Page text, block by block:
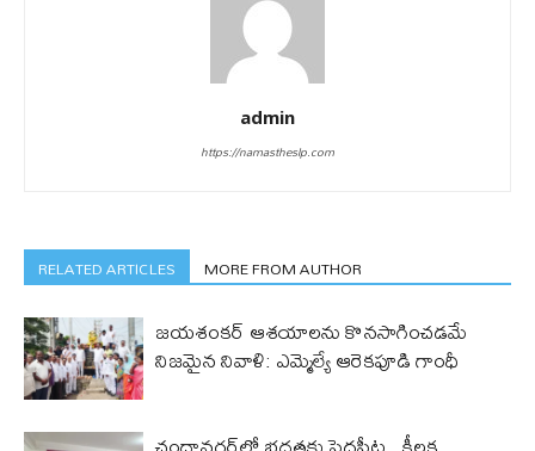
admin
https://namastheslp.com
RELATED ARTICLES MORE FROM AUTHOR
జయశంకర్ ఆశయాలను కొనసాగించడమే
నిజమైన నివాళి: ఎమ్మెల్యే ఆరెక‌పూడి గాంధీ